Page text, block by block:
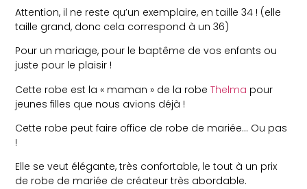
Attention, il ne reste qu’un exemplaire, en taille 34 ! (elle
taille grand, donc cela correspond à un 36)
Pour un mariage, pour le baptême de vos enfants ou
juste pour le plaisir !
Cette robe est la « maman » de la robeThelma pour
jeunes filles que nous avions déjà !
Cette robe peut faire office de robe de mariée… Ou pas
!
Elle se veut élégante, très confortable, le tout à un prix
de robe de mariée de créateur très abordable.